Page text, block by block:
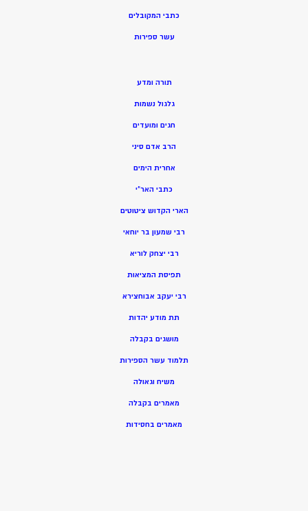
כתבי המקובלים
עשר ספירות
תורה ומדע
גלגול נשמות
חגים ומועדים
הרב אדם סיני
אחרית הימים
כתבי האר”י
הארי הקדוש ציטוטים
רבי שמעון בר יוחאי
רבי יצחק לוריא
תפיסת המציאות
רבי יעקב אבוחצירא
תת מודע יהדות
מושגים בקבלה
תלמוד עשר הספירות
משיח וגאולה
מאמרים בקבלה
מאמרים בחסידות